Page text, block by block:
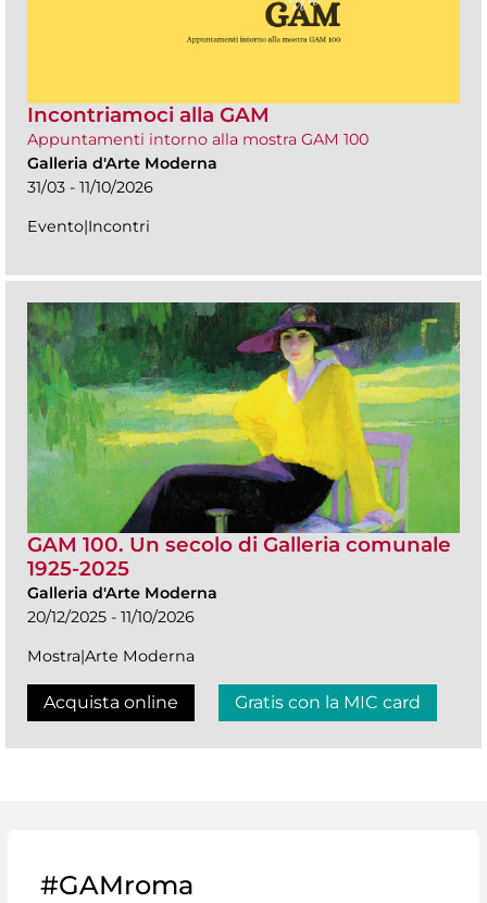
Incontriamoci alla GAM
Appuntamenti intorno alla mostra GAM 100
Galleria d'Arte Moderna
31/03 - 11/10/2026
Evento|Incontri
GAM 100. Un secolo di Galleria comunale
1925-2025
Galleria d'Arte Moderna
20/12/2025 - 11/10/2026
Mostra|Arte Moderna
Acquista online Gratis con la MIC card
#GAMroma